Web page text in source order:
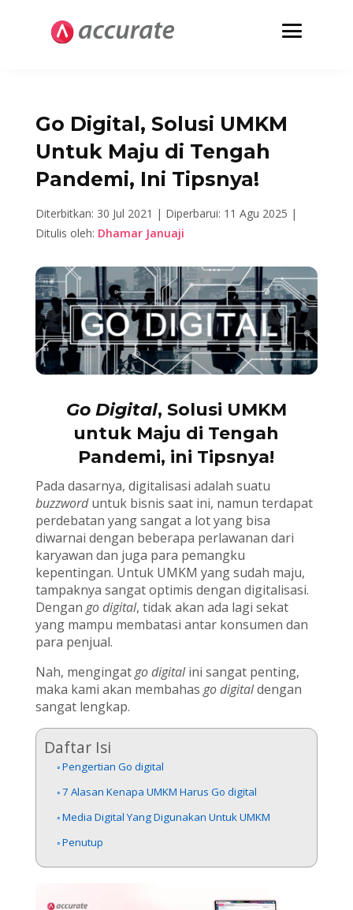
Go Digital, Solusi UMKM
Untuk Maju di Tengah
Pandemi, Ini Tipsnya!
Diterbitkan: 30 Jul 2021 | Diperbarui: 11 Agu 2025 |
Ditulis oleh: Dhamar Januaji
Go Digital, Solusi UMKM
untuk Maju di Tengah
Pandemi, ini Tipsnya!
Pada dasarnya, digitalisasi adalah suatu
buzzworduntuk bisnis saat ini, namun terdapat
perdebatan yang sangat a lot yang bisa
diwarnai dengan beberapa perlawanan dari
karyawan dan juga para pemangku
kepentingan. Untuk UMKM yang sudah maju,
tampaknya sangat optimis dengan digitalisasi.
Dengan go digital, tidak akan ada lagi sekat
yang mampu membatasi antar konsumen dan
para penjual.
Nah, mengingatgo digitalini sangat penting,
maka kami akan membahas go digitaldengan
sangat lengkap.
Daftar Isi
Pengertian Go digital
7 Alasan Kenapa UMKM Harus Go digital
Media Digital Yang Digunakan Untuk UMKM
Penutup